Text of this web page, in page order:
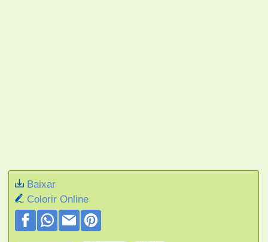
Baixar
Colorir Online